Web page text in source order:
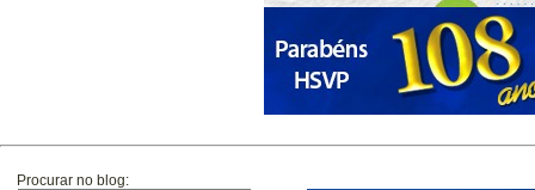
Procurar no blog: